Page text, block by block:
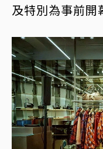
及特別為事前開